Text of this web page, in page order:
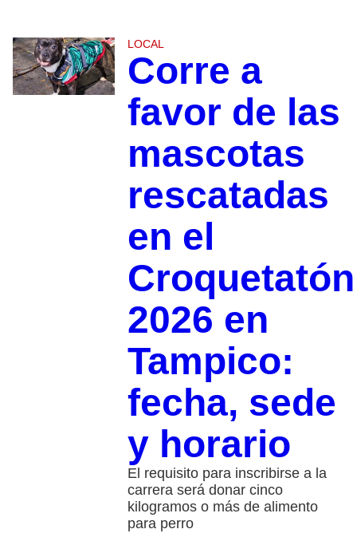
LOCAL
Corre a
favor de las
mascotas
rescatadas
en el
Croquetatón
2026 en
Tampico:
fecha, sede
y horario
El requisito para inscribirse a la
carrera será donar cinco
kilogramos o más de alimento
para perro